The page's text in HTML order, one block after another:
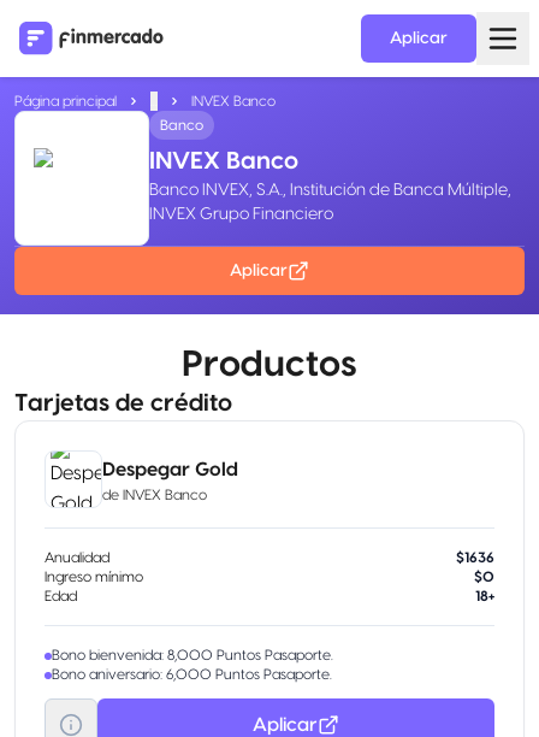
Aplicar
Página principal
INVEX Banco
Banco
INVEX Banco
Banco INVEX, S.A., Institución de Banca Múltiple,
INVEX Grupo Financiero
Aplicar
Productos
Tarjetas de crédito
Despegar Gold
de INVEX Banco
Anualidad
$1636
Ingreso mínimo
$0
Edad
18+
Bono bienvenida: 8,000 Puntos Pasaporte.
Bono aniversario: 6,000 Puntos Pasaporte.
Aplicar